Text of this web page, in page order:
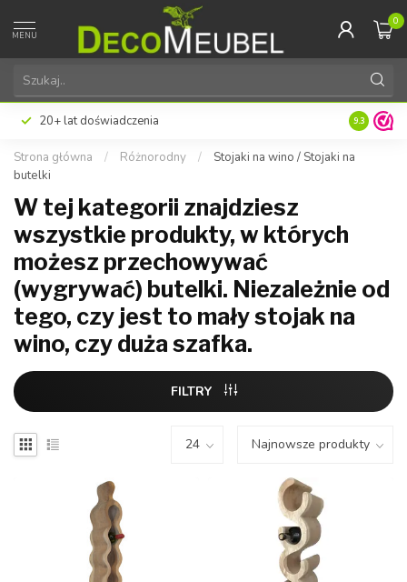
MENU
0
20+ lat doświadczenia 9.3
Strona główna / Różnorodny /
Stojaki na wino / Stojaki na
butelki
W tej kategorii znajdziesz
wszystkie produkty, w których
możesz przechowywać
(wygrywać) butelki. Niezależnie od
tego, czy jest to mały stojak na
wino, czy duża szafka.
FILTRY